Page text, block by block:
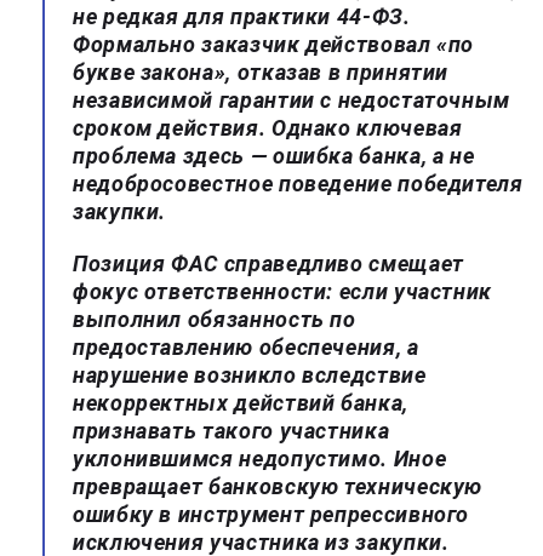
не редкая для практики 44-ФЗ.
Формально заказчик действовал «по
букве закона», отказав в принятии
независимой гарантии с недостаточным
сроком действия. Однако ключевая
проблема здесь —ошибка банка, а не
недобросовестное поведение победителя
закупки.
Позиция ФАС справедливо смещает
фокус ответственности: если участник
выполнил обязанность по
предоставлению обеспечения, а
нарушение возникло вследствие
некорректных действий банка,
признавать такого участника
уклонившимся недопустимо. Иное
превращает банковскую техническую
ошибку в инструмент репрессивного
исключения участника из закупки.